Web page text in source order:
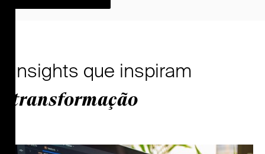
Insights que inspiram
transformação